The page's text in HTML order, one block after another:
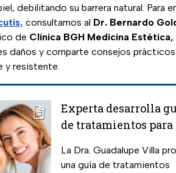
debilitando su barrera natural. Para
consultamos al Dr. Bernardo
de Clínica BGH Medicina Estética,
daños y comparte consejos prácticos
y resistente.
Experta desarrolla
de tratamientos para
La Dra. Guadalupe Villa
una guía de tratamientos